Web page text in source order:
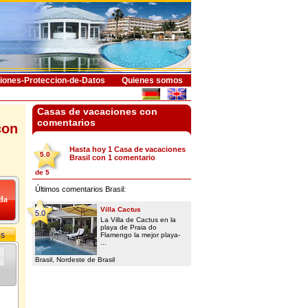
Proteccion-de-Datos Quienes somos
Casas de vacaciones con
comentarios
5.0
de 5
Hasta hoy 1 Casa de vacaciones
Brasilcon 1comentario
Últimos comentarios Brasil:
Villa Cactus
La Villa de Cactus en la
playa de Praia do
Flamengo la mejor playa-
Brasil, Nordeste de Brasil
5.0